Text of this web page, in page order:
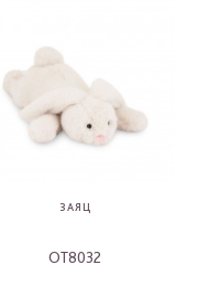
ЗАЯЦ
OT8032